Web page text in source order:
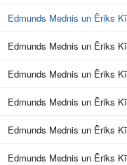
Edmunds Mednis un Ēriks
Edmunds Mednis un Ēriks
Edmunds Mednis un Ēriks
Edmunds Mednis un Ēriks
Edmunds Mednis un Ēriks
Edmunds Mednis un Ēriks